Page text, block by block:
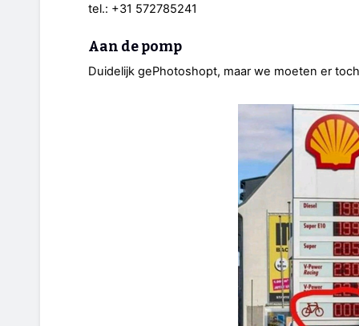
tel.: +31 572785241
Aan de pomp
Duidelijk gePhotoshopt, maar we moeten er